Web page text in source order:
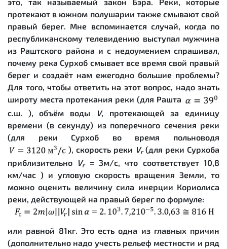
протекают в южном полушарии также смывают свой
правый берег. Мне вспоминается случай, когда по
республиканскому телевидению выступал мужчина
из Раштского района и с недоумением спрашивал,
почему река Сурхоб смывает все время свой правый
берег и создаёт нам ежегодно большие проблемы?
Для того, чтобы ответить на этот вопрос, надо знать
широту места протекания реки (для Рашта
с.ш. ), объём воды
V, протекающей за единицу
времени (в секунду) из поперечного сечения реки
(для реки Сурхоб во время польноводя
), скорость реки Vr(для реки Сурхоба
приблизительно
Vr= 3м/с, что соответствует 10,8
км/час ) и угловую скорость вращения Земли, то
можно оценить величину сила инерции Кориолиса
реки, действующей на правый берег по формуле:
или равной 81кг. Это есть одна из главных причин
(дополнительно надо учесть рельеф местности и ряд